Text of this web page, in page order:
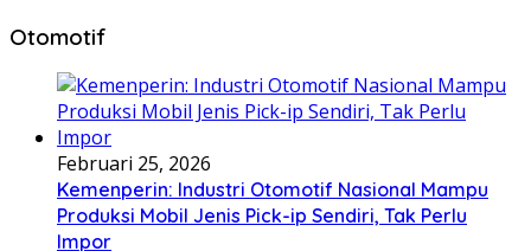
Otomotif
Februari 25, 2026
Kemenperin: Industri Otomotif Nasional Mampu
Produksi Mobil Jenis Pick-ip Sendiri, Tak Perlu
Impor